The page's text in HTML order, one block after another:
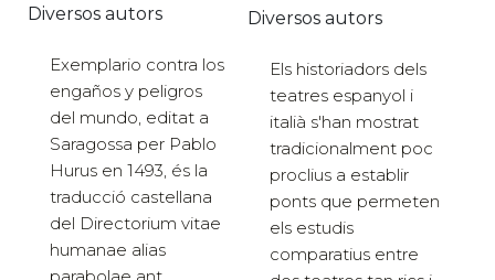
Diversos autors
Exemplario contra los
engaños y peligros
del mundo, editat a
Saragossa per Pablo
Hurus en 1493, és la
traducció castellana
del Directorium vitae
humanae alias
Diversos autors
Els historiadors dels
teatres espanyol i
italià s'han mostrat
tradicionalment poc
proclius a establir
ponts que permeten
els estudis
comparatius entre